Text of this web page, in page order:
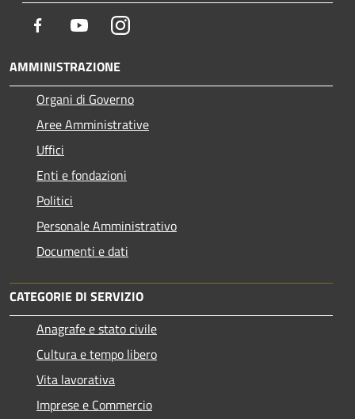
Facebook YoutubeInstagram
AMMINISTRAZIONE
Organi di Governo
Aree Amministrative
Uffici
Enti e fondazioni
Politici
Personale Amministrativo
Documenti e dati
CATEGORIE DI SERVIZIO
Anagrafe e stato civile
Cultura e tempo libero
Vita lavorativa
Imprese e Commercio